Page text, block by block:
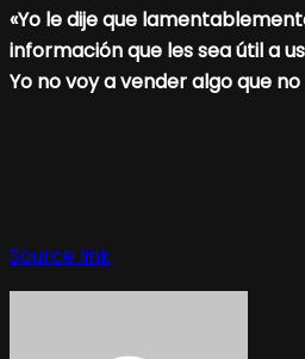
«Yo le dije que
información que les sea útil a
Yo no voy a vender algo que
Source link